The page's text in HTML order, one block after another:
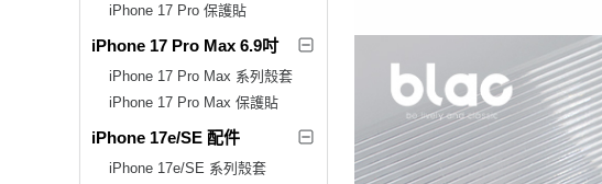
iPhone 17 Pro 保護貼
iPhone 17 Pro Max 6.9吋
iPhone 17 Pro Max 系列殼套
iPhone 17 Pro Max 保護貼
iPhone 17e/SE 配件
iPhone 17e/SE 系列殼套